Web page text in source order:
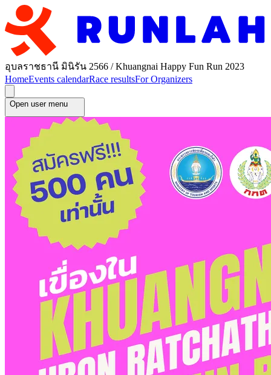
อุบลราชธานี มินิรัน 2566 / Khuangnai Happy Fun Run 2023
HomeEvents calendarRace resultsFor Organizers
Open user menu